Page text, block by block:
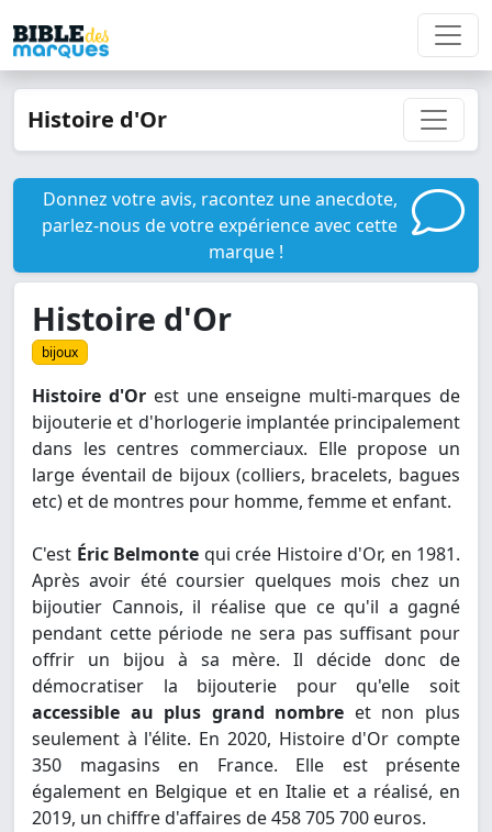
Histoire d'Or
Donnez votre avis, racontez une anecdote,
parlez-nous de votre expérience avec cette
marque !
Histoire d'Or
bijoux
Histoire d'Orest une enseigne multi-marques de
bijouterie et d'horlogerie implantée principalement
dans les centres commerciaux. Elle propose un
large éventail de bijoux (colliers, bracelets, bagues
etc) et de montres pour homme, femme et enfant.
C'est Éric Belmonte qui crée Histoire d'Or, en 1981.
Après avoir été coursier quelques mois chez un
bijoutier Cannois, il réalise que ce qu'il a gagné
pendant cette période ne sera pas suffisant pour
offrir un bijou à sa mère. Il décide donc de
démocratiser la bijouterie pour qu'elle soit
accessible au plus grand nombre et non plus
seulement à l'élite. En 2020, Histoire d'Or compte
350 magasins en France. Elle est présente
également en Belgique et en Italie et a réalisé, en
2019, un chiffre d'affaires de 458 705 700 euros.